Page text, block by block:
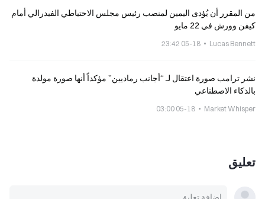
من المقرر أن يُؤدى اليمين لمنصب رئيس مجلس الاحتياطي الفيدرالي أمام
كيفن وورش في 22 مايو
Lucas Bennett
05-18 23:42
نشر ترامب صورة اعتقال لـ “أجانب رماديين” مؤكداً أنها صورة مولدة
بالذكاء الاصطناعي
Market Whisper
05-18 03:00
تعليق